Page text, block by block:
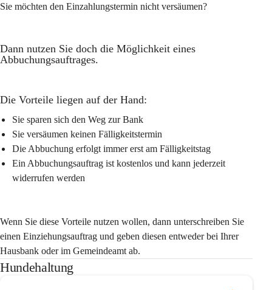
Sie möchten den Einzahlungstermin nicht versäumen?
Dann nutzen Sie doch die Möglichkeit eines
Abbuchungsauftrages.
Die Vorteile liegen auf der Hand:
Sie sparen sich den Weg zur Bank
Sie versäumen keinen Fälligkeitstermin
Die Abbuchung erfolgt immer erst am Fälligkeitstag
Ein Abbuchungsauftrag ist kostenlos und kann jederzeit
widerrufen werden
Wenn Sie diese Vorteile nutzen wollen, dann unterschreiben Sie
einen Einziehungsauftrag und geben diesen entweder bei Ihrer
Hausbank oder im Gemeindeamt ab.
Hundehaltung